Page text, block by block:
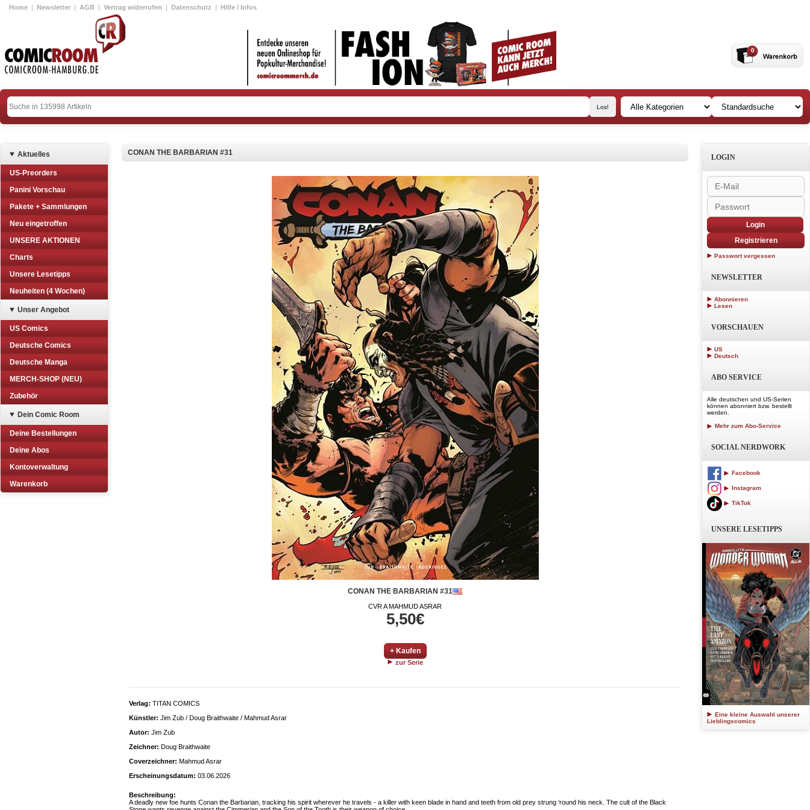
Home | Newsletter | AGB | Vertrag widerrufen | Datenschutz | Hilfe / Infos
0
Aktuelles
US-Preorders
Panini Vorschau
Pakete + Sammlungen
Neu eingetroffen
UNSERE AKTIONEN
Charts
Unsere Lesetipps
Neuheiten (4 Wochen)
Unser Angebot
US Comics
Deutsche Comics
Deutsche Manga
MERCH-SHOP (NEU)
Zubehör
Dein Comic Room
Deine Bestellungen
Deine Abos
Kontoverwaltung
Warenkorb
CONAN THE BARBARIAN #31
CONAN THE BARBARIAN #31
CVR A MAHMUD ASRAR
5,50€
+ Kaufen
zur Serie
Verlag: TITAN COMICS
Künstler: Jim Zub / Doug Braithwaite / Mahmud Asrar
Autor: Jim Zub
Zeichner: Doug Braithwaite
Coverzeichner: Mahmud Asrar
Erscheinungsdatum: 03.06.2026
Beschreibung:
A deadly new foe hunts Conan the Barbarian, tracking his spirit wherever he travels - a killer with keen blade in hand and teeth from old prey strung ‘round his neck. The cult of the Black
LOGIN
Login
Registrieren
Passwort vergessen
NEWSLETTER
Abonnieren
Lesen
VORSCHAUEN
US
Deutsch
ABO SERVICE
Alle deutschen und US-Serien
können abonniert bzw. bestellt
werden.
Mehr zum Abo-Service
SOCIAL NERDWORK
Facebook
Instagram
TikTok
UNSERE LESETIPPS
Eine kleine Auswahl unserer
Lieblingscomics